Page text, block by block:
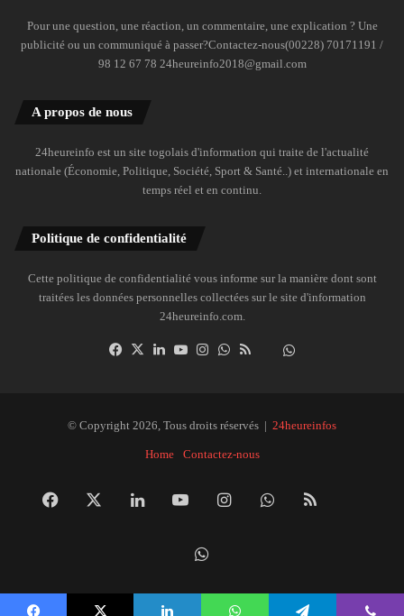
Pour une question, une réaction, un commentaire, une explication ? Une
publicité ou un communiqué à passer?Contactez-nous(00228) 70171191 /
98 12 67 78 24heureinfo2018@gmail.com
A propos de nous
24heureinfo est un site togolais d'information qui traite de l'actualité
nationale (Économie, Politique, Société, Sport & Santé..) et internationale en
temps réel et en continu.
Politique de confidentialité
Cette politique de confidentialité vous informe sur la manière dont sont
traitées les données personnelles collectées sur le site d'information
24heureinfo.com.
Facebook
X LinkedinYouTubeInstagramWhatsAppDailymotion
© Copyright 2026, Tous droits réservés | 24heureinfos
Home Contactez-nous
Facebook LinkedinYouTubeInstagramWhatsApp
RSS
la